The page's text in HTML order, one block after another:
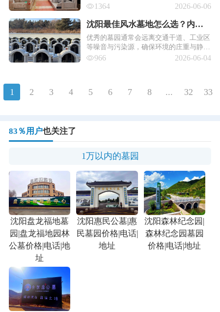
次浮动。树葬、草坪葬等生态葬续费更
1364 2026-06-06
沈阳最佳风水墓地怎么选？内行
人只看这几点（环境篇）
优秀的墓园通常会远离交通干道、工业区
等噪音与污染源，确保环境的庄重与静
谧。周边有自然山林、水体环绕为佳，不
966 2026-06-04
1 2 3 4 5 6 7 8 ... 32 33
83％用户也关注了
1万以内的墓园
沈阳盘龙福地墓
园|盘龙福地园林
公墓价格|电话|地
址
沈阳惠民公墓|惠
民墓园价格|电话|
地址
沈阳森林纪念园|
森林纪念园墓园
价格|电话|地址